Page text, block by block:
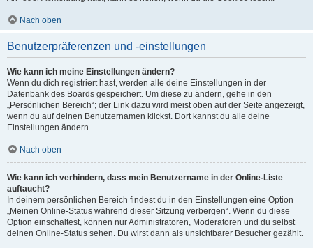
Nach oben
Benutzerpräferenzen und -einstellungen
Wie kann ich meine Einstellungen ändern?
Wenn du dich registriert hast, werden alle deine Einstellungen in der
Datenbank des Boards gespeichert. Um diese zu ändern, gehe in den
„Persönlichen Bereich“; der Link dazu wird meist oben auf der Seite angezeigt,
wenn du auf deinen Benutzernamen klickst. Dort kannst du alle deine
Einstellungen ändern.
Nach oben
Wie kann ich verhindern, dass mein Benutzername in der Online-Liste
auftaucht?
In deinem persönlichen Bereich findest du in den Einstellungen eine Option
„Meinen Online-Status während dieser Sitzung verbergen“. Wenn du diese
Option einschaltest, können nur Administratoren, Moderatoren und du selbst
deinen Online-Status sehen. Du wirst dann als unsichtbarer Besucher gezählt.